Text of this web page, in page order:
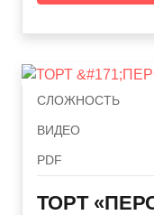
СЛОЖНОСТЬ
ВИДЕО
PDF
ТОРТ